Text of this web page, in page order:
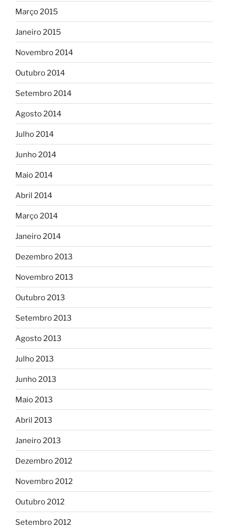
Março 2015
Janeiro 2015
Novembro 2014
Outubro 2014
Setembro 2014
Agosto 2014
Julho 2014
Junho 2014
Maio 2014
Abril 2014
Março 2014
Janeiro 2014
Dezembro 2013
Novembro 2013
Outubro 2013
Setembro 2013
Agosto 2013
Julho 2013
Junho 2013
Maio 2013
Abril 2013
Janeiro 2013
Dezembro 2012
Novembro 2012
Outubro 2012
Setembro 2012